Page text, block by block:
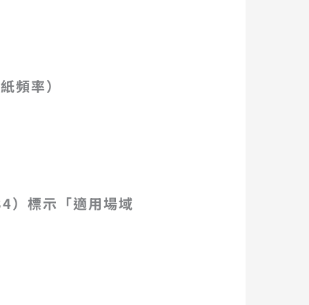
頻率）
標示「適用場域